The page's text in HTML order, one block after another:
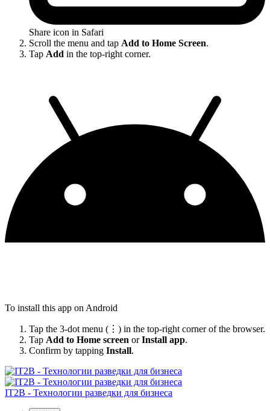
Share icon in Safari
Scroll the menu and tap Add to Home Screen.
Tap Add in the top-right corner.
To install this app on Android
Tap the 3-dot menu (⋮) in the top-right corner of the browser.
Tap Add to Home screen orInstall app.
Confirm by tapping Install.
IT2B - Технологии разведки для бизнеса